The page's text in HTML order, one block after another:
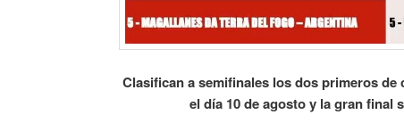
Clasifican a semifinales los dos primeros
el día 10 de agosto y la gran final